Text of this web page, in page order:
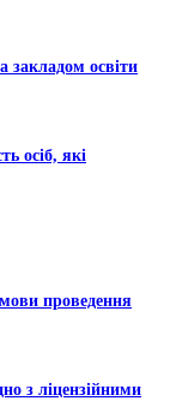
закладом освіти
осіб, які
проведення
з ліцензійними